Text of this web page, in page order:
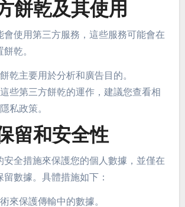
餅乾及其使用
會使用第三方服務，這些服務可能會在
乾。
乾主要用於分析和廣告目的。
些第三方餅乾的運作，建議您查看相
私政策。
留和安全性
安全措施來保護您的個人數據，並僅在
數據。具體措施如下：
來保護傳輸中的數據。